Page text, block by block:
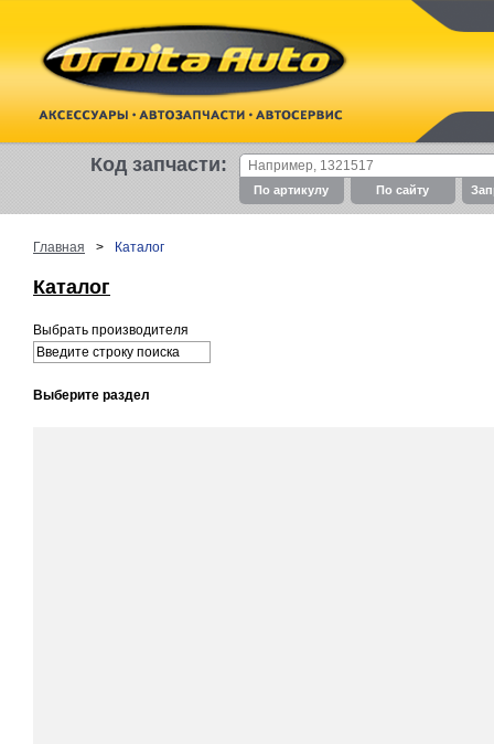
Код запчасти:
По артикулу По cайту
Главная > Каталог
Каталог
Выбрать производителя
Выберите раздел